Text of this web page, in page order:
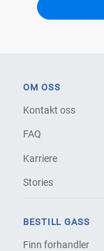
OM OSS
Kontakt oss
FAQ
Karriere
Stories
BESTILL GASS
Finn forhandler